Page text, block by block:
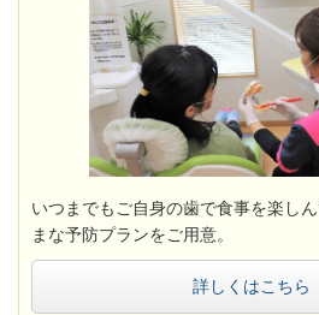
いつまでもご自身の歯で食事を楽し
まな予防プランをご用意。
詳しくはこちら